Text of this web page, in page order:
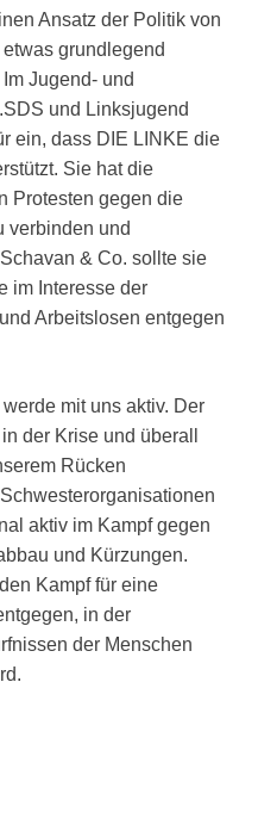
Ansatz der Politik von
grundlegend
Jugend- und
und Linksjugend
ein, dass DIE LINKE die
Sie hat die
Protesten gegen die
verbinden und
& Co. sollte sie
im Interesse der
Arbeitslosen entgegen
mit uns aktiv. Der
der Krise und überall
Rücken
aktiv im Kampf gegen
und Kürzungen.
Kampf für eine
in der
der Menschen